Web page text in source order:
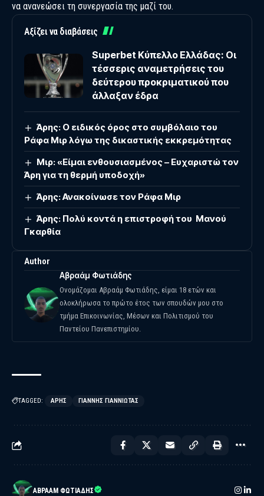
να ανανεώσει τη συνεργασία της μαζί του.
Αξίζει να διαβάσεις
Superbet Κύπελλο Ελλάδας: Οι
τέσσερις αναμετρήσεις του
δεύτερου προκριματικού που
άλλαξαν έδρα
Άρης: Ο ειδικός όρος στο συμβόλαιο του
Ράφα Μιρ λόγω της δικαστικής εκκρεμότητας
Μιρ: «Είμαι ενθουσιασμένος – Ευχαριστώ τον
Άρη για τη θερμή υποδοχή»
Άρης: Ανακοίνωσε τον Ράφα Μιρ
Άρης: Πολύ κοντά η επιστροφή του Μανού
Γκαρθία
Author
Αβραάμ Φωτιάδης
Ονομάζομαι Αβραάμ Φωτιάδης, είμαι 18 ετών και
ολοκλήρωσα το πρώτο έτος των σπουδών μου στο
τμήμα Επικοινωνίας, Μέσων και Πολιτισμού του
Παντείου Πανεπιστημίου.
TAGGED: ΑΡΗΣ ΓΙΆΝΝΗΣ ΓΙΑΝΝΙΏΤΑΣ
ΑΒΡΑΆΜ ΦΩΤΙΆΔΗΣ